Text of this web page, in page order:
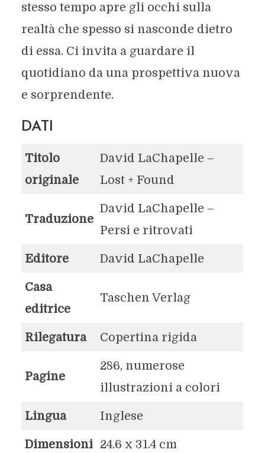
stesso tempo apre gli occhi sulla
realtà che spesso si nasconde dietro
di essa. Ci invita a guardare il
quotidiano da una prospettiva nuova
e sorprendente.
DATI
Titolo
originale
David LaChapelle –
Lost + Found
Traduzione
David LaChapelle –
Persi e ritrovati
Editore David LaChapelle
Casa
editrice
Taschen Verlag
Rilegatura Copertina rigida
Pagine
286, numerose
illustrazioni a colori
Lingua Inglese
Dimensioni 24.6 x 31.4 cm